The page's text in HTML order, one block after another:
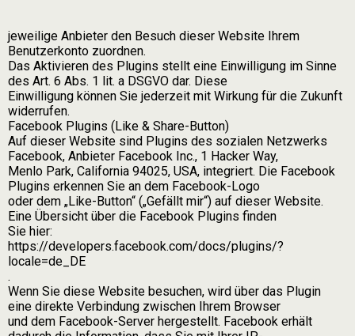
jeweilige Anbieter den Besuch dieser Website Ihrem
Benutzerkonto zuordnen.
Das Aktivieren des Plugins stellt eine Einwilligung im Sinne
des Art. 6 Abs. 1 lit. a DSGVO dar. Diese
Einwilligung können Sie jederzeit mit Wirkung für die Zukunft
widerrufen.
Facebook Plugins (Like & Share-Button)
Auf dieser Website sind Plugins des sozialen Netzwerks
Facebook, Anbieter Facebook Inc., 1 Hacker Way,
Menlo Park, California 94025, USA, integriert. Die Facebook
Plugins erkennen Sie an dem Facebook-Logo
oder dem „Like-Button“ („Gefällt mir“) auf dieser Website.
Eine Übersicht über die Facebook Plugins finden
Sie hier:
https://developers.facebook.com/docs/plugins/?
locale=de_DE
.
Wenn Sie diese Website besuchen, wird über das Plugin
eine direkte Verbindung zwischen Ihrem Browser
und dem Facebook-Server hergestellt. Facebook erhält